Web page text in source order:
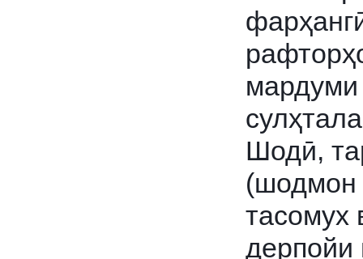
мардуми
Шодӣ,
(шодмон
тасомух
дерпойи